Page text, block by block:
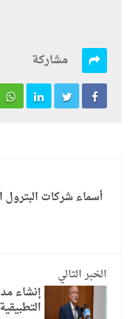
مشاركة
أسماء شركات البترول
الخبر التالي
إنشاء